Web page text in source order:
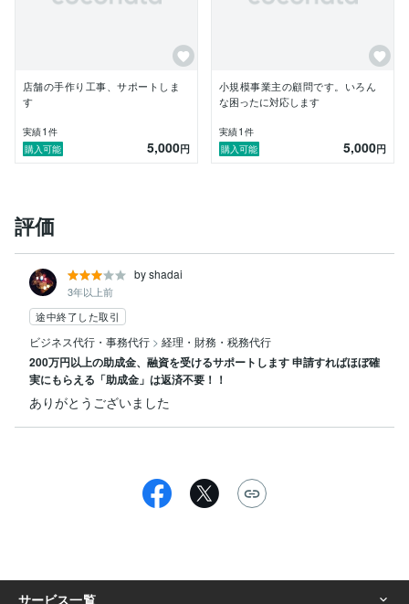
店舗の手作り工事、サポートしま
す
実績1 件
購入可能
5,000円
小規模事業主の顧問です。いろん
な困ったに対応します
実績1 件
購入可能
5,000円
評価
by shadai
3年以上前
途中終了した取引
ビジネス代行・事務代行 > 経理・財務・税務代行
200万円以上の助成金、融資を受けるサポートします 申請すればほぼ確
実にもらえる「助成金」は返済不要！！
ありがとうございました